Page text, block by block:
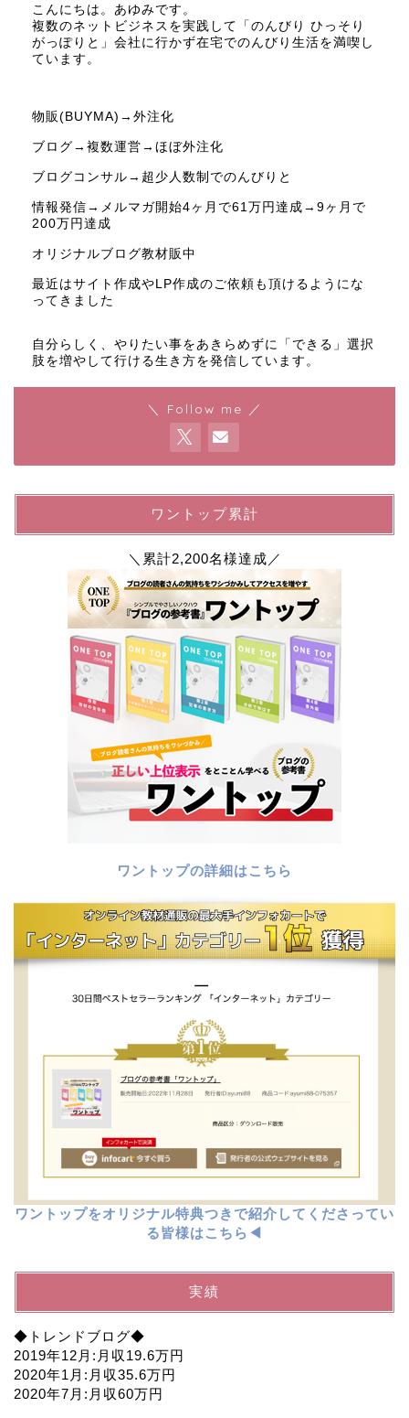
こんにちは。あゆみです。
複数のネットビジネスを実践して「のんびり ひっそり
がっぽりと」会社に行かず在宅でのんびり生活を満喫し
ています。
物販(BUYMA)→外注化
ブログ→複数運営→ほぼ外注化
ブログコンサル→超少人数制でのんびりと
情報発信→メルマガ開始4ヶ月で61万円達成→9ヶ月で
200万円達成
オリジナルブログ教材販中
最近はサイト作成やLP作成のご依頼も頂けるようにな
ってきました
自分らしく、やりたい事をあきらめずに「できる」選択
肢を増やして行ける生き方を発信しています。
＼ Follow me ／
ワントップ累計
＼累計2,200名様達成／
ワントップの詳細はこちら
ワントップをオリジナル特典つきで紹介してくださってい
る皆様はこちら◀︎
実績
◆トレンドブログ◆
2019年12月:月収19.6万円
2020年1月:月収35.6万円
2020年7月:月収60万円